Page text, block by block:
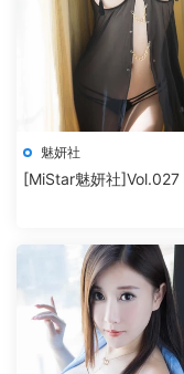
魅妍社
[MiStar魅妍社]Vol.027